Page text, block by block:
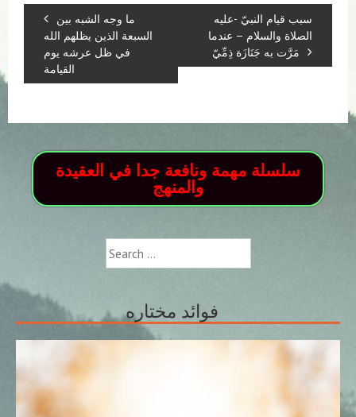
ما وجه الشبه بين
السبعة الذين يظلهم الله
في ظل عرشه يوم
القيامة
سبب قيام النبيّ -عليه
الصلاة والسلام – عندما
مَرَّت به جَنَازَة ذِمِّيّ
سلسلة مهمة ونافعة جدا في العقيدة
والمنهج
Search
for:
فوائد مختاره